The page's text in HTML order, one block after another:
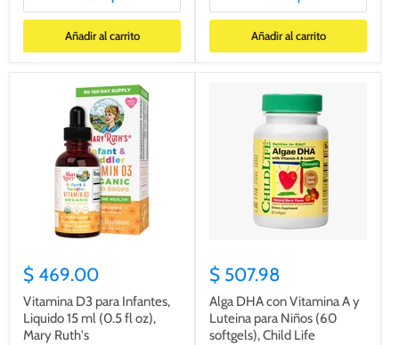
Añadir al carrito Añadir al carrito
$ 469.00
Vitamina D3 para Infantes,
Liquido 15 ml (0.5 fl oz),
Mary Ruth's
$ 507.98
Alga DHA con Vitamina A y
Luteina para Niños (60
softgels), Child Life